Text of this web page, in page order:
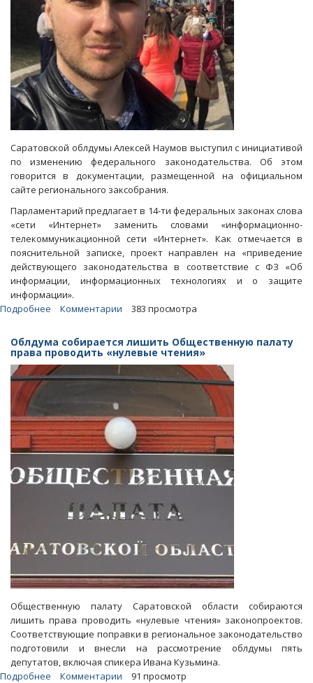
Саратовской облдумы Алексей Наумов выступил с инициативой
по изменению федерального законодательства. Об этом
говорится в документации, размещенной на официальном
сайте регионального заксобрания.
Парламентарий предлагает в 14-ти федеральных законах слова
«сети «Интернет» заменить словами «информационно-
телекоммуникационной сети «Интернет». Как отмечается в
пояснительной записке, проект направлен на «приведение
действующего законодательства в соответствие с ФЗ «Об
информации, информационных технологиях и о защите
информации».
Подробнее
депутат
подготовил
законопроект
о
Комментарии 383 просмотра
Облдума собирается лишить Общественную палату
права проводить «нулевые чтения»
Общественную палату Саратовской области собираются
лишить права проводить «нулевые чтения» законопроектов.
Соответствующие поправки в региональное законодательство
подготовили и внесли на рассмотрение облдумы пять
депутатов, включая спикера Ивана Кузьмина.
Подробнее
Комментарии 91 просмотр